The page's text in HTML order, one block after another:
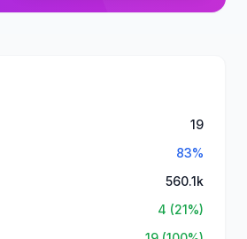
19
83%
560.1k
4 (21%)